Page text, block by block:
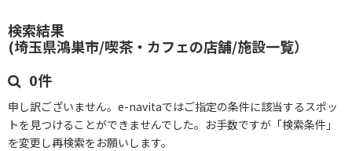
検索結果
(埼玉県鴻巣市/喫茶・カフェの店舗/施設一覧）
0件
申し訳ございません。e-navitaではご指定の条件に該当するスポッ
トを見つけることができませんでした。お手数ですが「検索条件」
を変更し再検索をお願いします。